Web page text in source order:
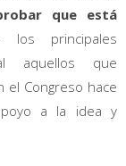
que está
los principales
aquellos que
el Congreso hace
a la idea y